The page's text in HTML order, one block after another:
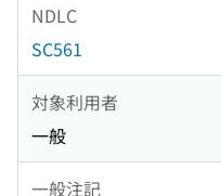
NDLC
SC561
対象利用者
一般
一般注記